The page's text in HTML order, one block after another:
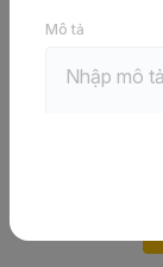
Mô tả
quả trong nhà
cùng chất liệu,
ưng ý, bài viết